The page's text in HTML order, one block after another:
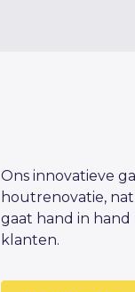
Ons innovatieve
houtrenovatie,
gaat hand in
klanten.